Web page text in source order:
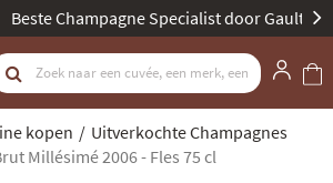
Specialist door Gault & Millau
kopen
Uitverkochte Champagnes
Millésimé 2006 - Fles 75 cl